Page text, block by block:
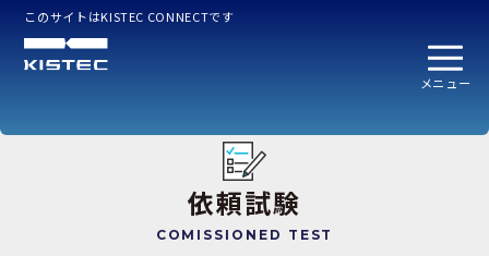
このサイトはKISTEC CONNECTです
メニュー
依頼試験
COMISSIONED TEST